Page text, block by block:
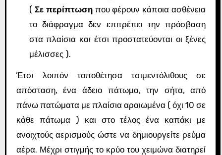
( Σε περίπτωσηπου φέρουν κάποια ασθένεια
το διάφραγμα δεν επιτρέπει την πρόσβαση
στα πλαίσια και έτσι προστατεύονται οι ξένες
μέλισσες ).
Έτσι λοιπόν τοποθέτησα τσιμεντόλιθους σε
απόσταση, ένα άδειο πάτωμα, την σήτα, από
πάνω πατώματα με πλαίσια αραιωμένα ( όχι 10 σε
κάθε πάτωμα ) και στο τέλος ένα καπάκι με
ανοιχτούς αερισμούς ώστε να δημιουργείτε ρεύμα
αέρα. Μέχρι στιγμής το κρύο του χειμώνα διατηρεί